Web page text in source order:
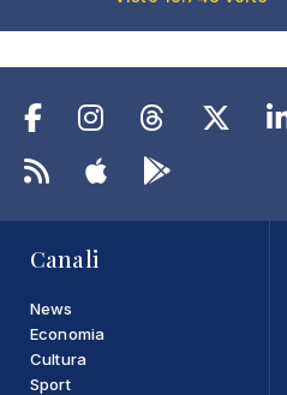
Canali
News
Economia
Cultura
Sport